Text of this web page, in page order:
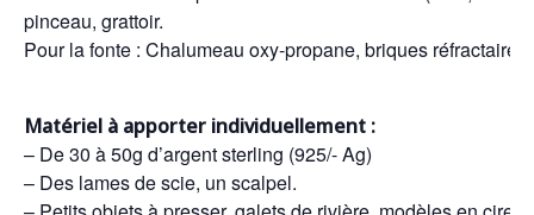
pinceau, grattoir.
Pour la fonte : Chalumeau oxy-propane, briques
Matériel à apporter individuellement :
– De 30 à 50g d’argent sterling (925/- Ag)
– Des lames de scie, un scalpel.